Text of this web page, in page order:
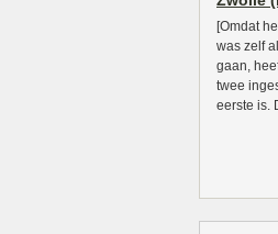
[Omdat
was zelf
gaan,
twee
eerste is.